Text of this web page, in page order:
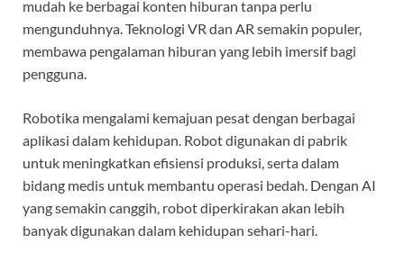
mudah ke berbagai konten hiburan tanpa perlu
mengunduhnya. Teknologi VR dan AR semakin populer,
membawa pengalaman hiburan yang lebih imersif bagi
pengguna.
Robotika mengalami kemajuan pesat dengan berbagai
aplikasi dalam kehidupan. Robot digunakan di pabrik
untuk meningkatkan efisiensi produksi, serta dalam
bidang medis untuk membantu operasi bedah. Dengan AI
yang semakin canggih, robot diperkirakan akan lebih
banyak digunakan dalam kehidupan sehari-hari.